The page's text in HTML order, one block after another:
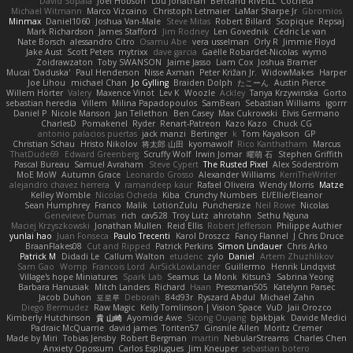
Michael Witmann Marco Vizcaino Christoph Letmaier LaMar Sharpe Jr Gbromios
Minmax Daniel1060 Joshua Van-Male Steve Mitas Robert Billard Scopique Repsaj
Mark Richardson James Stafford Jim Rodney Len Govednik Cédric Le van
Nate Borsch alessandro Citro Osamu Abe vera usselman Orly R Jimmie Floyd
Jake Aust Scott Peters mytrixx dave garcia Gaëlle Robardet-Nicolas wymo
Zoidrawzaton Toby SWANSON Jaime Jasso Liam Cox Joshua Bramer
Mucai 'Daduska' Paul Henderson Nisse Axman Peter Križan Jr. WidowMakes Harper
Joe Lihou
michael Chan Jo Gylling Braiden Dolph たこーん Austin Pierce
Willem Hörter Valery Maxence Vinot Lev K Woozle Ackley Tanya Krzywinska Gorto
sebastian heredia Villem Milina Papadopoulos SamBean Sebastian Williams igorrr
Daniel P Nicole Manson Jan Tellethon Ben Casey Max Cukrowski Elvis Germano
CharlesD
Pomakenel Ryder Renart-Patreon Kazo Kazo
Chuck CG
antonio palacios puertas jack manzi Bertinger k Tom Kayakson GP
Christian Schau
Hristo Nikolov 将太郎 山田 kyomawolf Rico Kanthatham
Marcus
ThatDude69
Edward Greenberg Scruffy Wolf Irwin Jomar 曜萌 石 Stephen Griffith
Pascal Bureau Samuel Avraham Steve Cypert The Rusted Pixel Alex Söderström
MoE MoW Autumn Grace Leonardo Grosso Alexander Williams KerriTheWriter
alejandro chavez herrera V ramandeep kaur Rafael Oliveira Wendy Morris Matze
Kelley Womble Nicolas Ocheda Kiba Crunchy Numbers El/Ellie/Eleanor
Sean Humphrey Franco Malik LotionZulu Punchersize Neil Rowe Nicolas
Genevieve Dumas rich cav528 Troy Lutz ahrotahn
Sethu Nguna
Maciej Krzyszkowski Jonathan Mullen Reid Ellis Robert Jefferson Philippe Authier
yunlai hao Juan Fonseca Paulo Trecenti Karol Droszcz Fancy Flannel J Chris Druce
BraanFlakes08 Cut and Ripped Patrick Perkins Simon Lindauer Chris Arko
Patrick M
Didadi Le Callum Walton etudenc zylo Daniel Artem Zhuzhlikov
Sam Gao Womp Francois Lord AirSickLowLander Guillermo
Henrik Lindqvist
Village's hope Miniatures Spark Lab Seamus La Monk Kitsun3
Sabrina Yeong
Barbara Hanusiak Mitch Landers Richard Haan Pressman505
Katelynn Parsec
Jacob Duhon 포로루 Deborah 84d93r Ryszard Abdul Michael Zahn
Diego Bermudez Raw Magic Kelly Tomlinson | Vision Space VuD Jaii Orozco
Kimberly Hutchinson 貴 山崎 Ayomide Awe Sicong Ouyang bjakbjak Davide Medici
Padraic McQuarrie david james Toriten57 Ginsnile Allen Moritz Cremer
Made by Miri Tobias Jensby Robert Bergman martin NebularStreams Charles Chen
Anxiety Opossum Carlos Esplugues Jim Kneuper sebastian botero